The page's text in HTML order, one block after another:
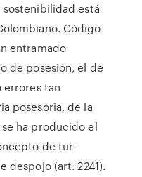
está
Código
entramado
de posesión, el de
tan
posesoria. de la
ha producido el
de tur-
despojo (art. 2241).